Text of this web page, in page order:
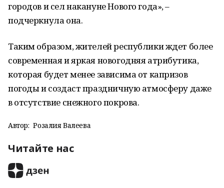
городов и сел накануне Нового года», –
подчеркнула она.
Таким образом, жителей республики ждет более
современная и яркая новогодняя атрибутика,
которая будет менее зависима от капризов
погоды и создаст праздничную атмосферу даже
в отсутствие снежного покрова.
Автор: Розалия Валеева
Читайте нас